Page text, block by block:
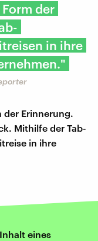
der
in ihre
der Erinnerung.
Mithilfe der Tab-
in ihre
eines